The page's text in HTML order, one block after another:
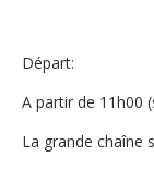
Départ:
A partir de 11h00
La grande chaîne